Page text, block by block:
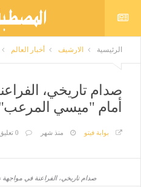
الرئيسية الارشيف أخبار العالم
صدام تاريخي،
أمام "ميسي المرعب"
بوابة فيتو منذ شهر 0 تعليق
صدام تاريخي، الفراعنة في مواجهة